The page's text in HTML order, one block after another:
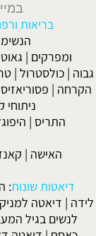
בריאות
ומפרקים | גאוט
גבוה |כולסטרול |
הקרחה | פסוריאזיס
ניתוחי
התריס |
האישה |
דיאטות שונות:
לידה | דיאטה
לנשים בגיל